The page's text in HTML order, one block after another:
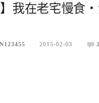
】我在老宅慢食
2015-02-03 2